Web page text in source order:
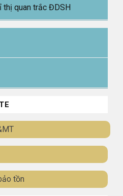
thị quan trắc ĐDSH
tồn